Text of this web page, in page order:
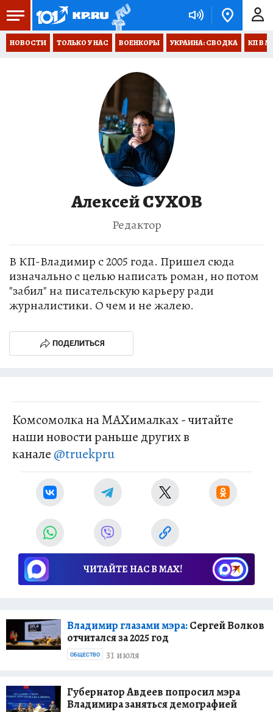
НОВОСТИ ТОЛЬКО У НАС ВОЕНКОРЫ УКРАИНА: СВОДКА КП В
Алексей СУХОВ
Редактор
В КП-Владимир с 2005 года. Пришел сюда
изначально с целью написать роман, но потом
"забил" на писательскую карьеру ради
журналистики. О чем и не жалею.
ПОДЕЛИТЬСЯ
Комсомолка на MAXималках - читайте
наши новости раньше других в
канале @truekpru
ЧИТАЙТЕ НАС В МАХ!
Владимир глазами мэра:Сергей Волков
отчитался за 2025 год
31 июля
ОБЩЕСТВО
Губернатор Авдеев попросил мэра
Владимира заняться демографией